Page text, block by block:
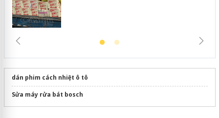
dán phim cách nhiệt ô tô
Sửa máy rửa bát bosch